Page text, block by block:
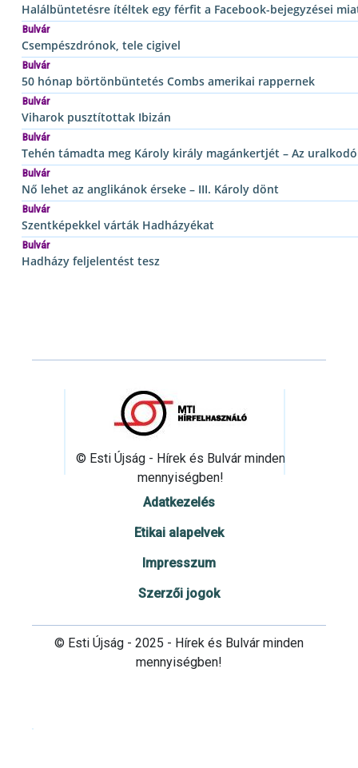
Halálbüntetésre ítéltek egy férfit a Facebook-bejegyzései
Bulvár
Csempészdrónok, tele cigivel
Bulvár
50 hónap börtönbüntetés Combs amerikai rappernek
Bulvár
Viharok pusztítottak Ibizán
Bulvár
Tehén támadta meg Károly király magánkertjét – Az
Bulvár
Nő lehet az anglikánok érseke – III. Károly dönt
Bulvár
Szentképekkel várták Hadházyékat
Bulvár
Hadházy feljelentést tesz
© Esti Újság - Hírek és Bulvár minden
mennyiségben!
Adatkezelés
Etikai alapelvek
Impresszum
Szerzői jogok
© Esti Újság - 2025 - Hírek és Bulvár minden
mennyiségben!